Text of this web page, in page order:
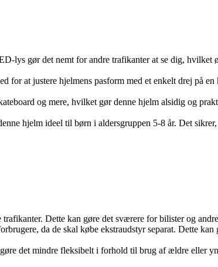
lys gør det nemt for andre trafikanter at se dig, hvilket
for at justere hjelmens pasform med et enkelt drej på
og mere, hvilket gør denne hjelm alsidig og
hjelm ideel til børn i aldersgruppen 5-8 år. Det
Dette kan gøre det sværere for bilister og
da de skal købe ekstraudstyr separat. Dette
det mindre fleksibelt i forhold til brug af ældre eller